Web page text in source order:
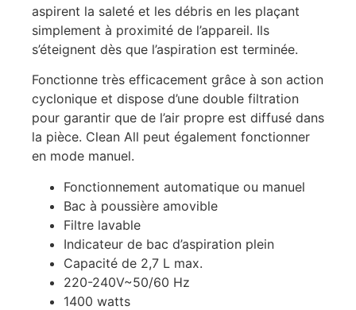
aspirent la saleté et les débris en les plaçant
simplement à proximité de l’appareil. Ils
s’éteignent dès que l’aspiration est terminée.
Fonctionne très efficacement grâce à son action
cyclonique et dispose d’une double filtration
pour garantir que de l’air propre est diffusé dans
la pièce. Clean All peut également fonctionner
en mode manuel.
Fonctionnement automatique ou manuel
Bac à poussière amovible
Filtre lavable
Indicateur de bac d’aspiration plein
Capacité de 2,7 L max.
220-240V~50/60 Hz
1400 watts